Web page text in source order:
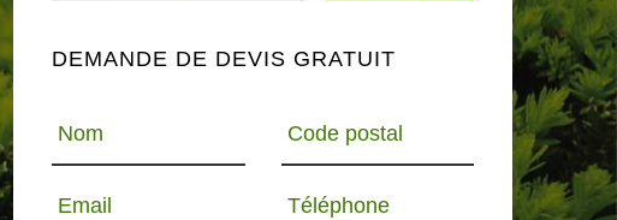
DEMANDE DE DEVIS GRATUIT
Nom Code postal
Email Téléphone